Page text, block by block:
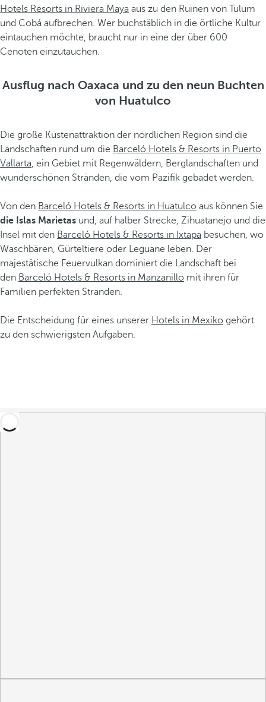
Hotels Resorts in Riviera Maya aus zu den Ruinen von Tulum
und Cobá aufbrechen. Wer buchstäblich in die örtliche Kultur
eintauchen möchte, braucht nur in eine der über 600
Cenoten einzutauchen.
Ausflug nach Oaxaca und zu den neun Buchten
von Huatulco
Die große Küstenattraktion der nördlichen Region sind die
Landschaften rund um die Barceló Hotels & Resorts in Puerto
Vallarta, ein Gebiet mit Regenwäldern, Berglandschaften und
wunderschönen Stränden, die vom Pazifik gebadet werden.
Von den Barceló Hotels & Resorts in Huatulco aus können Sie
die Islas Marietas und, auf halber Strecke, Zihuatanejo und die
Insel mit den Barceló Hotels & Resorts in Ixtapa besuchen, wo
Waschbären, Gürteltiere oder Leguane leben. Der
majestätische Feuervulkan dominiert die Landschaft bei
den Barceló Hotels & Resorts in Manzanillo mit ihren für
Familien perfekten Stränden.
Die Entscheidung für eines unserer Hotels in Mexiko gehört
zu den schwierigsten Aufgaben.